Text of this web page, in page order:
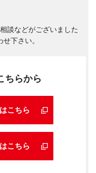
談などがございました
下さい。
ちらから
こちら
こちら